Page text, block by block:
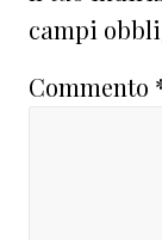
lettore
campi
Commento